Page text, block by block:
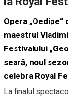
Opera
maestrul
Festivalului
seară, noul
celebra Royal
La finalul